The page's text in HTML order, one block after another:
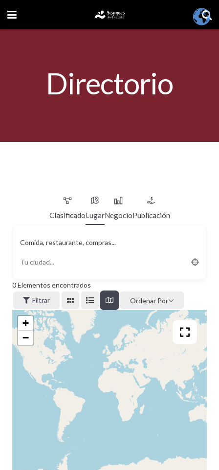
Directorio
ClasificadoLugarNegocioPublicación
Comida, restaurante, compras...
0Elementos encontrados
Filtrar
Ordenar Por
+
−